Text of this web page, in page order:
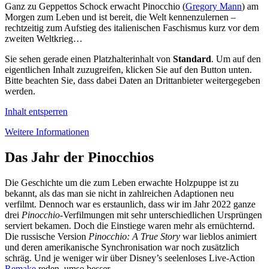
Ganz zu Geppettos Schock erwacht Pinocchio (Gregory Mann) am
Morgen zum Leben und ist bereit, die Welt kennenzulernen –
rechtzeitig zum Aufstieg des italienischen Faschismus kurz vor dem
zweiten Weltkrieg…
Sie sehen gerade einen Platzhalterinhalt von Standard. Um auf den
eigentlichen Inhalt zuzugreifen, klicken Sie auf den Button unten.
Bitte beachten Sie, dass dabei Daten an Drittanbieter weitergegeben
werden.
Inhalt entsperren
Weitere Informationen
Das Jahr der Pinocchios
Die Geschichte um die zum Leben erwachte Holzpuppe ist zu
bekannt, als das man sie nicht in zahlreichen Adaptionen neu
verfilmt. Dennoch war es erstaunlich, dass wir im Jahr 2022 ganze
drei Pinocchio-Verfilmungen mit sehr unterschiedlichen Ursprüngen
serviert bekamen. Doch die Einstiege waren mehr als ernüchternd.
Die russische Version Pinocchio: A True Story war lieblos animiert
und deren amerikanische Synchronisation war noch zusätzlich
schräg. Und je weniger wir über Disney’s seelenloses Live-Action